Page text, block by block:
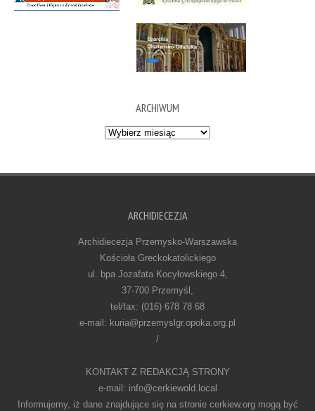
ARCHIWUM
Archiwum
ARCHIDIECEZJA
Archidiecezja Przemysko-Warszawska
Kościoła Greckokatolickiego
ul. bpa Jozafata Kocyłowskiego 4,
37-700 Przemyśl,
tel/fax: (016) 678 78 68
e-mail: kuria@przemyslgr.opoka.org.pl
/
KONTAKT Z REDAKCJĄ STRONY
e-mail: info@cerkiewold.local
Informujemy, iż dane znajdujące się na stronie cerkiew.org mogą być